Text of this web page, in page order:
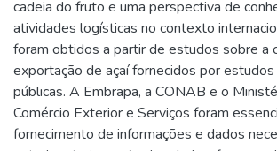
cadeia do fruto e uma perspectiva de
atividades logísticas no contexto
foram obtidos a partir de estudos sobre a
exportação de açaí fornecidos por
públicas. A Embrapa, a CONAB e o
Comércio Exterior e Serviços foram
fornecimento de informações e dados